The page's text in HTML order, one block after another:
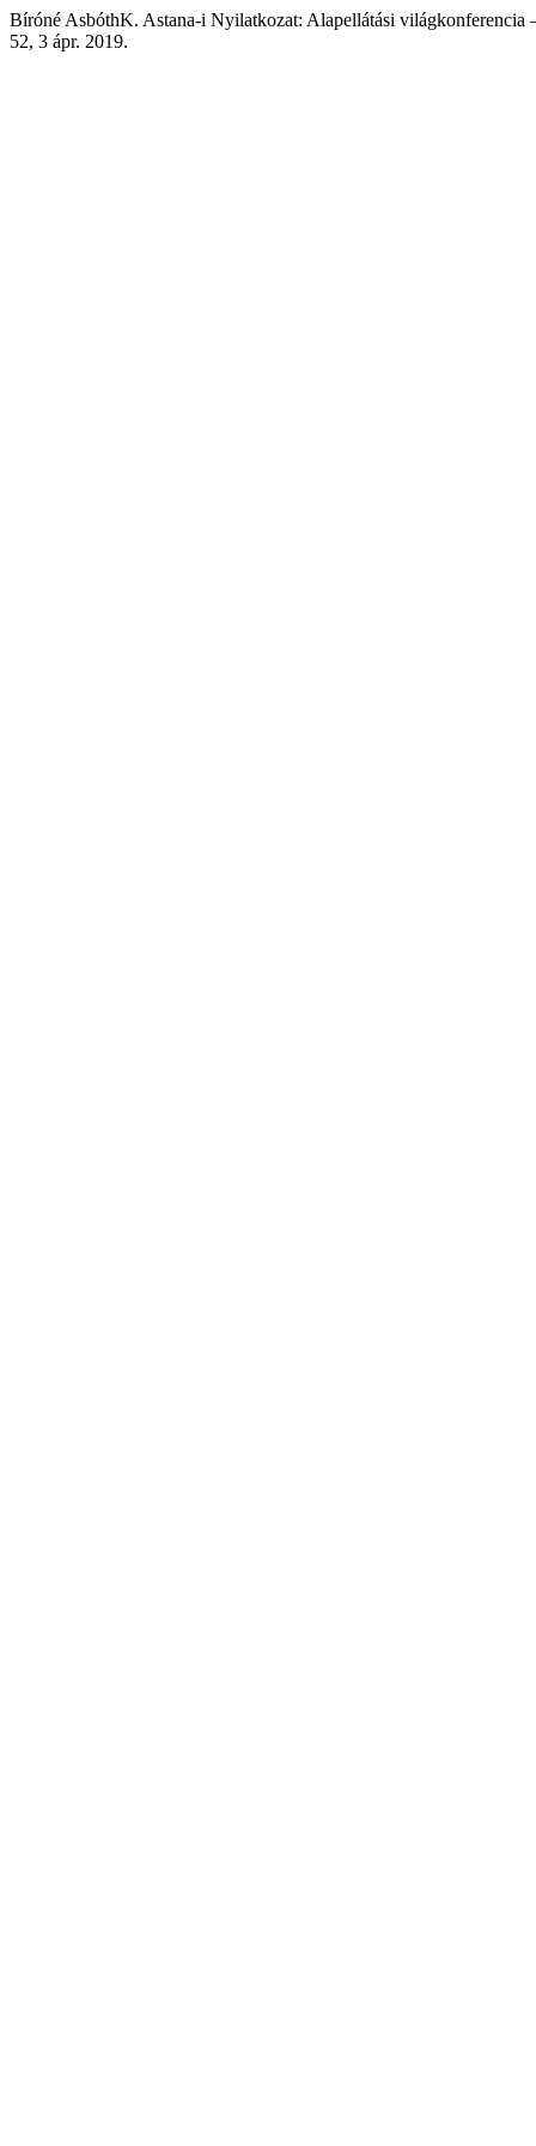
Bíróné AsbóthK. Astana-i Nyilatkozat: Alapellátási világkonferencia
52, 3 ápr. 2019.